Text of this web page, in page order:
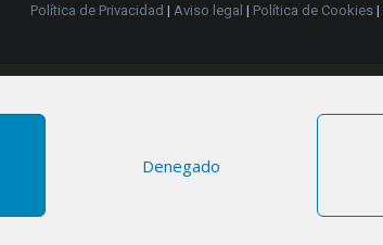
Denegado
Política de Privacidad | Aviso legal | Política de Cookies |